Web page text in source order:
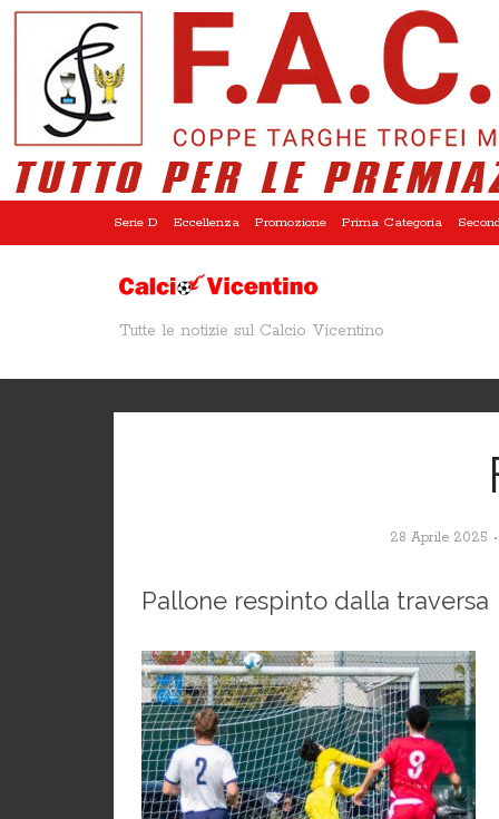
Serie D Eccellenza Promozione Prima Categoria
Tutte le notizie sul Calcio Vicentino
28 Aprile 2025
Pallone respinto dalla traversa